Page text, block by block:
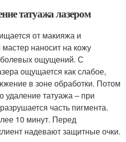
татуажа лазером
от макияжа и
наносит на кожу
болевых ощущений. С
ощущается как слабое,
в зоне обработки. Потом
удаление татуажа – при
часть пигмента.
10 минут. Перед
надевают защитные очки.